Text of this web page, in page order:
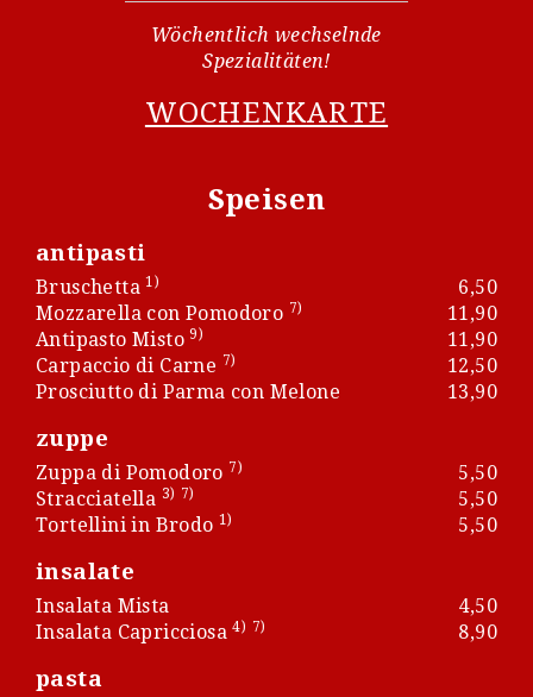
Wöchentlich wechselnde
Spezialitäten!
WOCHENKARTE
Speisen
antipasti
Bruschetta 1)
6,50
Mozzarella con Pomodoro 7)
11,90
Antipasto Misto9)
11,90
Carpaccio di Carne 7)
12,50
Prosciutto di Parma con Melone
13,90
zuppe
Zuppa di Pomodoro 7)
5,50
Stracciatella 3) 7)
5,50
Tortellini in Brodo 1) 5,50
insalate
Insalata Mista
4,50
Insalata Capricciosa4) 7) 8,90
pasta